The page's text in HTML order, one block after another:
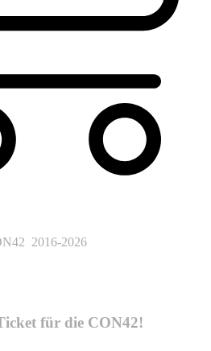
2016-2026
für die CON42!